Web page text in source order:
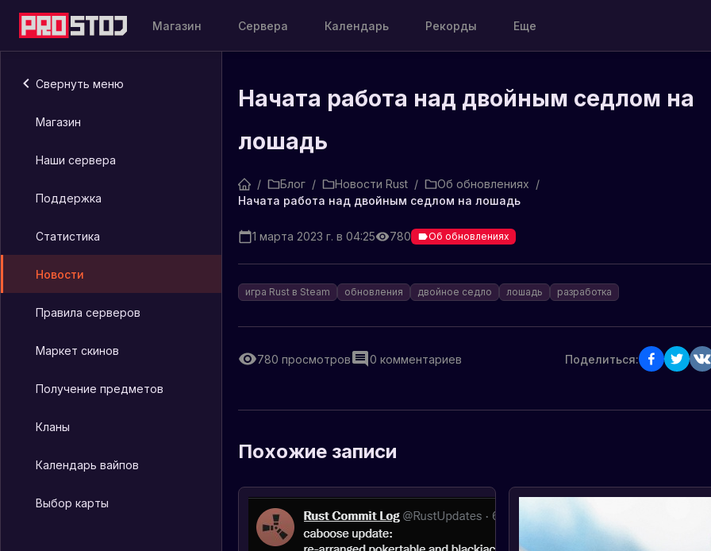
Магазин Сервера Календарь Рекорды Еще
Свернуть меню
Магазин
Наши сервера
Поддержка
Статистика
Новости
Правила серверов
Маркет скинов
Получение предметов
Кланы
Календарь вайпов
Выбор карты
Начата работа над двойным седлом на
лошадь
/ Блог / Новости Rust / Об обновлениях /
Начата работа над двойным седлом на лошадь
1 марта 2023 г. в 04:25 780 Об обновлениях
игра Rust в Steam обновления двойное седло лошадь разработка
780 просмотров 0 комментариев Поделиться:
Похожие записи